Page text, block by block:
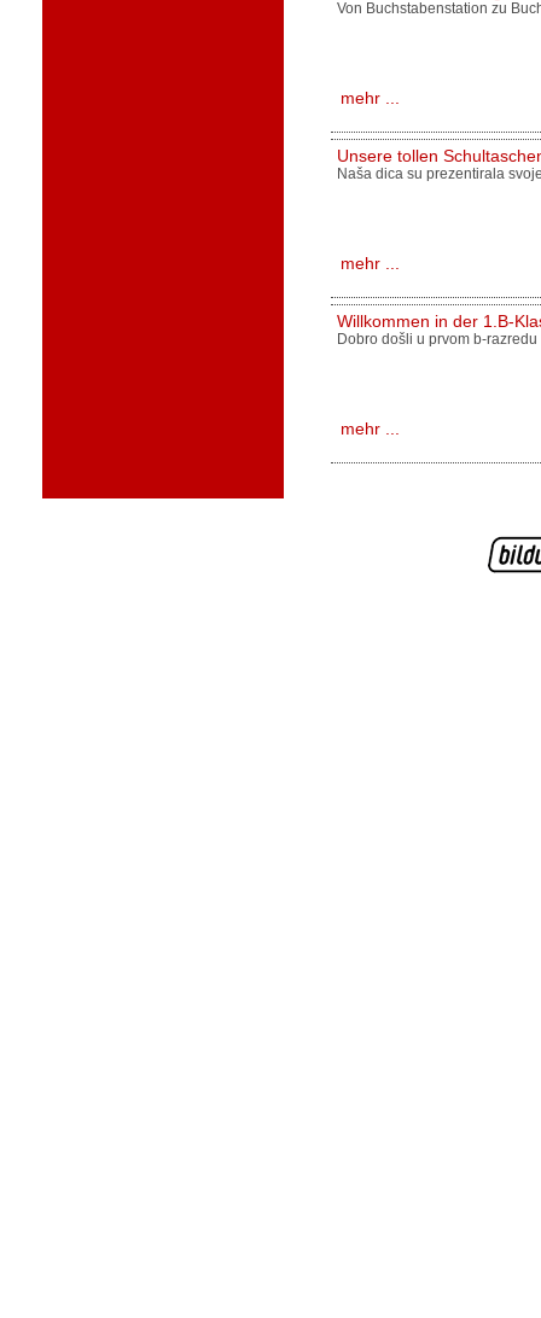
Von Buchstabenstation zu
mehr ...
Unsere tollen
Naša dica su prezentirala
mehr ...
Willkommen in der 1.B-
Dobro došli u prvom b-
mehr ...